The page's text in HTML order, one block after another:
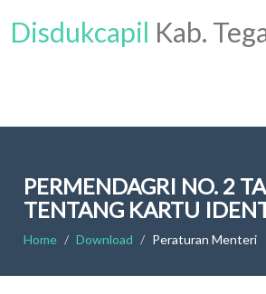
Disdukcapil Kab.
PERMENDAGRI NO. 2
TENTANG KARTU
Home Download Peraturan Menteri